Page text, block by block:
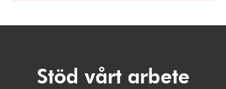
Stöd vårt arbete